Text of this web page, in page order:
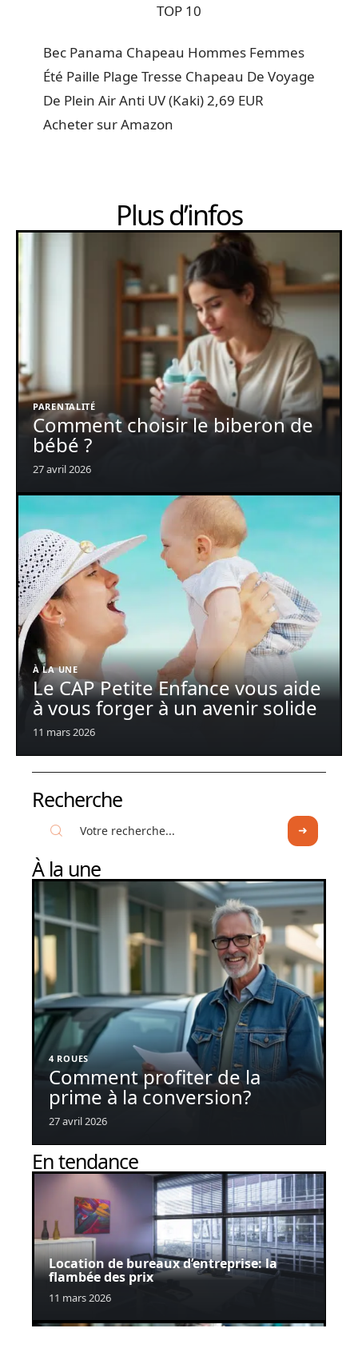
TOP 10
Bec Panama Chapeau Hommes Femmes
Été Paille Plage Tresse Chapeau De Voyage
De Plein Air Anti UV (Kaki) 2,69 EUR
Acheter sur Amazon
Plus d’infos
PARENTALITÉ
Comment choisir le biberon de
bébé ?
27 avril 2026
À LA UNE
Le CAP Petite Enfance vous aide
à vous forger à un avenir solide
11 mars 2026
Recherche
À la une
4 ROUES
Comment profiter de la
prime à la conversion?
27 avril 2026
En tendance
Location de bureaux d’entreprise: la
flambée des prix
11 mars 2026